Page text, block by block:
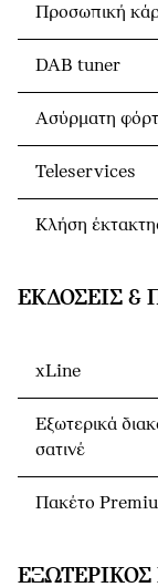
Προσωπική
DAB tuner
Ασύρματη
Teleservices
Κλήση
ΕΚΔΌΣΕΙΣ &
xLine
Εξωτερικά
σατινέ
Πακέτο